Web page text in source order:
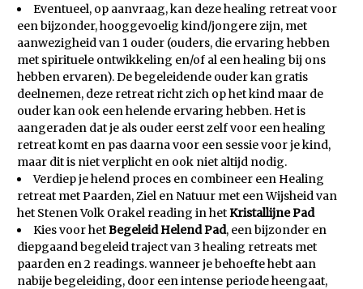
Eventueel, op aanvraag, kan deze healing retreat voor
een bijzonder, hooggevoelig kind/jongere zijn, met
aanwezigheid van 1 ouder (ouders, die ervaring hebben
met spirituele ontwikkeling en/of al een healing bij ons
hebben ervaren). De begeleidende ouder kan gratis
deelnemen, deze retreat richt zich op het kind maar de
ouder kan ook een helende ervaring hebben. Het is
aangeraden dat je als ouder eerst zelf voor een healing
retreat komt en pas daarna voor een sessie voor je kind,
maar dit is niet verplicht en ook niet altijd nodig.
Verdiep je helend proces en combineer een Healing
retreat met Paarden, Ziel en Natuur met een Wijsheid van
het Stenen Volk Orakel reading in hetKristallijne Pad
Kies voor hetBegeleid Helend Pad, een bijzonder en
diepgaand begeleid traject van 3 healing retreats met
paarden en 2 readings. wanneer je behoefte hebt aan
nabije begeleiding, door een intense periode heengaat,